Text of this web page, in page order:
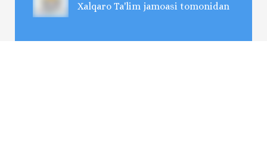
Xalqaro Ta'lim jamoasi tomonidan